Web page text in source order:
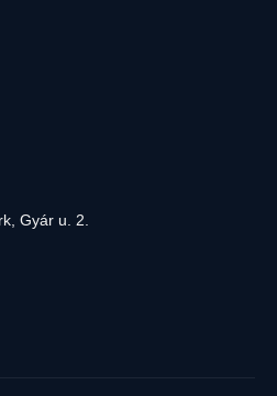
Gyár u. 2.